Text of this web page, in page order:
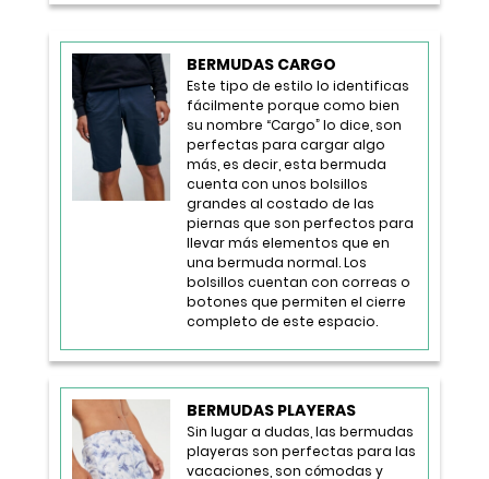
BERMUDAS CARGO
Este tipo de estilo lo identificas
fácilmente porque como bien
su nombre “Cargo” lo dice, son
perfectas para cargar algo
más, es decir, esta bermuda
cuenta con unos bolsillos
grandes al costado de las
piernas que son perfectos para
llevar más elementos que en
una bermuda normal. Los
bolsillos cuentan con correas o
botones que permiten el cierre
completo de este espacio.
BERMUDAS PLAYERAS
Sin lugar a dudas, las bermudas
playeras son perfectas para las
vacaciones, son cómodas y